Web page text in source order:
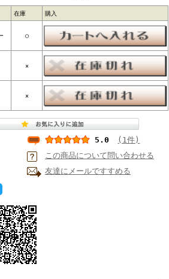
在庫 購入
○
×
×
5.0
(1件)
この商品について問い合わせる
友達にメールですすめる